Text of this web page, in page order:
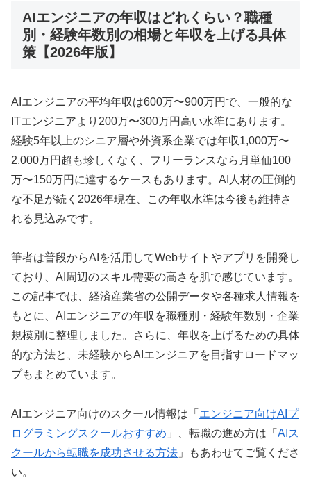
AIエンジニアの年収はどれくらい？職種
別・経験年数別の相場と年収を上げる具体
策【2026年版】
AIエンジニアの平均年収は600万〜900万円で、一般的な
ITエンジニアより200万〜300万円高い水準にあります。
経験5年以上のシニア層や外資系企業では年収1,000万〜
2,000万円超も珍しくなく、フリーランスなら月単価100
万〜150万円に達するケースもあります。AI人材の圧倒的
な不足が続く2026年現在、この年収水準は今後も維持さ
れる見込みです。
筆者は普段からAIを活用してWebサイトやアプリを開発し
ており、AI周辺のスキル需要の高さを肌で感じています。
この記事では、経済産業省の公開データや各種求人情報を
もとに、AIエンジニアの年収を職種別・経験年数別・企業
規模別に整理しました。さらに、年収を上げるための具体
的な方法と、未経験からAIエンジニアを目指すロードマッ
プもまとめています。
AIエンジニア向けのスクール情報は「 エンジニア向けAIプ
ログラミングスクールおすすめ 」、転職の進め方は「 AIス
クールから転職を成功させる方法 」もあわせてご覧くださ
い。